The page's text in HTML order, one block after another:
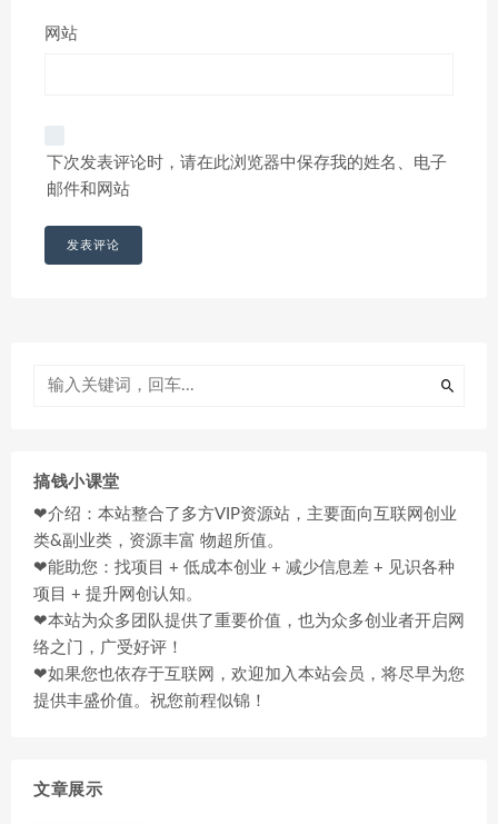
网站
下次发表评论时，请在此浏览器中保存我的姓名、电子
邮件和网站
搞钱小课堂
❤介绍：本站整合了多方VIP资源站，主要面向互联网创业
类&副业类，资源丰富 物超所值。
❤能助您：找项目 + 低成本创业 + 减少信息差 + 见识各种
项目 + 提升网创认知。
❤本站为众多团队提供了重要价值，也为众多创业者开启网
络之门，广受好评！
❤如果您也依存于互联网，欢迎加入本站会员，将尽早为您
提供丰盛价值。祝您前程似锦！
文章展示